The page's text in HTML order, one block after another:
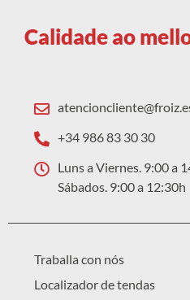
Calidade ao
+34 986 83 30 30
Luns a Viernes. 9:00 a
Sábados. 9:00 a 12:30h
Traballa con nós
Localizador de tendas